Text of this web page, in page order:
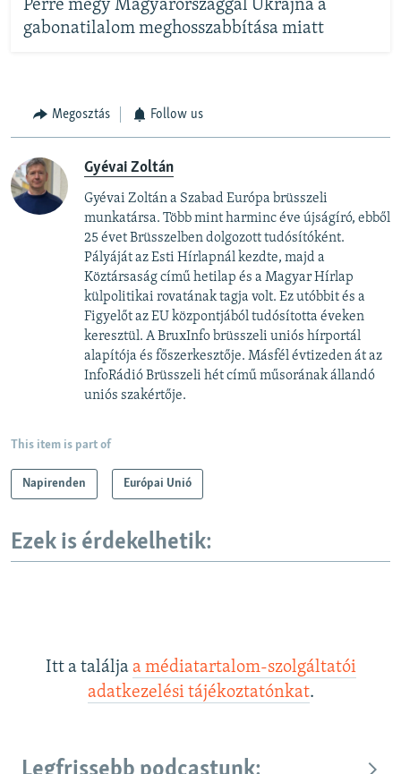
Perre megy Magyarországgal Ukrajna a
gabonatilalom meghosszabbítása miatt
Megosztás Follow us
Gyévai Zoltán
Gyévai Zoltán a Szabad Európa brüsszeli
munkatársa. Több mint harminc éve újságíró, ebből
25 évet Brüsszelben dolgozott tudósítóként.
Pályáját az Esti Hírlapnál kezdte, majd a
Köztársaság című hetilap és a Magyar Hírlap
külpolitikai rovatának tagja volt. Ez utóbbit és a
Figyelőt az EU központjából tudósította éveken
keresztül. A BruxInfo brüsszeli uniós hírportál
alapítója és főszerkesztője. Másfél évtizeden át az
InfoRádió Brüsszeli hét című műsorának állandó
uniós szakértője.
This item is part of
Napirenden Európai Unió
Ezek is érdekelhetik:
Itt a találja a médiatartalom-szolgáltatói
adatkezelési tájékoztatónkat.